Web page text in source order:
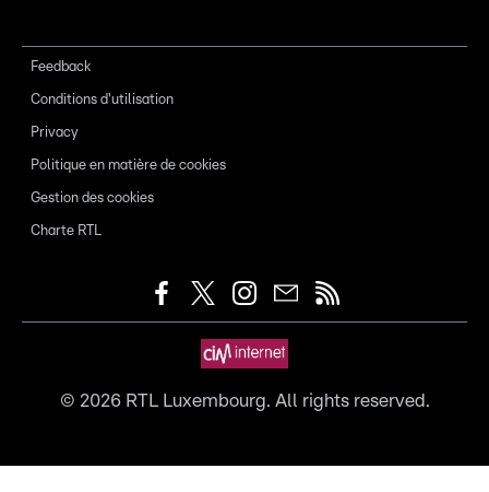
Feedback
Conditions d'utilisation
Privacy
Politique en matière de cookies
Gestion des cookies
Charte RTL
© 2026RTL Luxembourg. All rights reserved.